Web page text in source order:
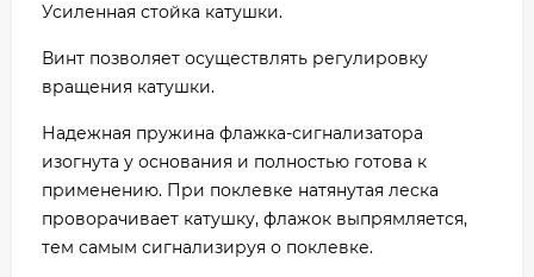
Усиленная стойка катушки.
Винт позволяет осуществлять регулировку
вращения катушки.
Надежная пружина флажка-сигнализатора
изогнута у основания и полностью готова к
применению. При поклевке натянутая леска
проворачивает катушку, флажок выпрямляется,
тем самым сигнализируя о поклевке.